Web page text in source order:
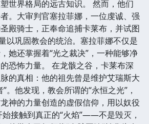
世界格局的远古知识。 然而，他们
。大审判官塞拉菲娜，一位虔诚、强
殿骑士，正奉命追捕卡莱布，并试图
以巩固教会的统治。塞拉菲娜不仅是
她还掌握着“光之裁决”，一种能够净
恐怖力量。 在龙骸之谷，卡莱布深
的真相：他的祖先曾是维护艾瑞斯大
。他发现，教会所谓的“永恒之光”，
神的力量创造的虚假信仰，用以奴役
接触到真正的“火焰”——不是毁灭，